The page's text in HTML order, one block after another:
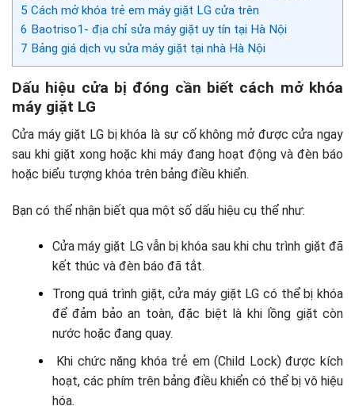
5 Cách mở khóa trẻ em máy giặt LG cửa trên
6 Baotriso1- địa chỉ sửa máy giặt uy tín tại Hà Nội
7 Bảng giá dịch vụ sửa máy giặt tại nhà Hà Nội
Dấu hiệu cửa bị đóng cần biết cách mở khóa
máy giặt LG
Cửa máy giặt LG bị khóa là sự cố không mở được cửa ngay
sau khi giặt xong hoặc khi máy đang hoạt động và đèn báo
hoặc biểu tượng khóa trên bảng điều khiển.
Bạn có thể nhận biết qua một số dấu hiệu cụ thể như:
Cửa máy giặt LG vẫn bị khóa sau khi chu trình giặt đã
kết thúc và đèn báo đã tắt.
Trong quá trình giặt, cửa máy giặt LG có thể bị khóa
để đảm bảo an toàn, đặc biệt là khi lồng giặt còn
nước hoặc đang quay.
Khi chức năng khóa trẻ em (Child Lock) được kích
hoạt, các phím trên bảng điều khiển có thể bị vô hiệu
hóa.